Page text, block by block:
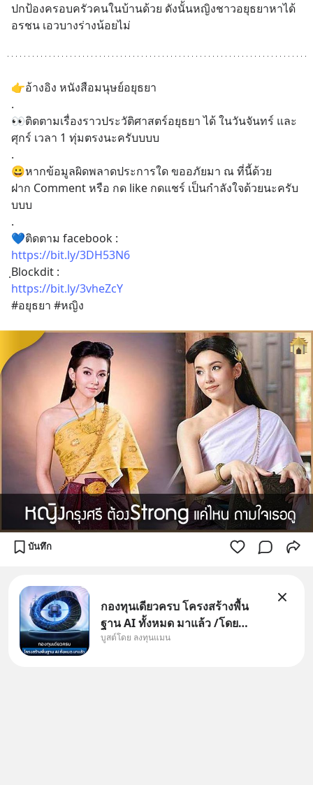
ปกป้องครอบครัวคนในบ้านด้วย ดังนั้นหญิงชาวอยุธยาหาได้
อรชน เอวบางร่างน้อยไม่
👉อ้างอิง หนังสือมนุษย์อยุธยา
.
👀ติดตามเรื่องราวประวัติศาสตร์อยุธยา ได้ ในวันจันทร์ และ
ศุกร์ เวลา 1 ทุ่มตรงนะครับบบบ
.
😀หากข้อมูลผิดพลาดประการใด ขออภัยมา ณ ที่นี้ด้วย
ฝาก Comment หรือ กด like กดแชร์ เป็นกำลังใจด้วยนะครับ
บบบ
.
💙ติดตาม facebook :
https://bit.ly/3DH53N6
ฺBlockdit :
https://bit.ly/3vheZcY
#อยุธยา #หญิง
บันทึก
กองทุนเดียวครบ โครงสร้างพื้น
ฐาน AI ทั้งหมด มาแล้ว /โดย
ลงทุนแมน AI Supercycle คือช่วง
บูสต์โดย ลงทุนแมน